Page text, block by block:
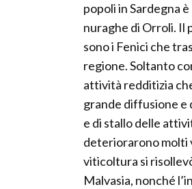
popoli in Sardegna
nuraghe di Orroli. Il
sono i Fenici che
regione. Soltanto
attività redditizia
grande diffusione e
e di stallo delle
deteriorarono molti
viticoltura si
Malvasia, nonché